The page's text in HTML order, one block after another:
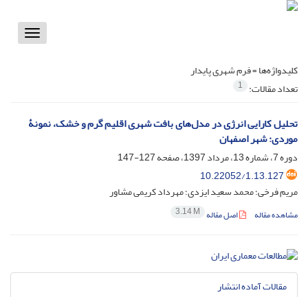
Toggle
کلیدواژه‌ها =فرم شهری پایدار
تعداد مقالات: 1
تحلیل کارایی انرژی در مدل‌های بافت شهری اقلیم گرم و خشک، نمونۀ
موردی: شهر اصفهان
دوره 7، شماره 13، مرداد 1397، صفحه
127-147
10.22052/1.13.127
مریم فرخی؛ محمد سعید ایزدی؛ مهرداد کریمی مشاور
مشاهده مقاله اصل مقاله 3.14 M
مقالات آماده انتشار